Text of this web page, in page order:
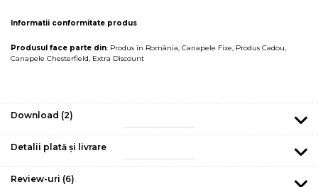
Informatii conformitate produs
Produsul face parte din: Produs în România, Canapele Fixe, Produs Cadou,
Canapele Chesterfield, Extra Discount
Download (2)
Detalii plată și livrare
Review-uri (6)